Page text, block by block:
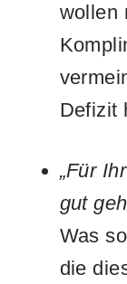
wollen
Defizit
„Für
gut
Was
die